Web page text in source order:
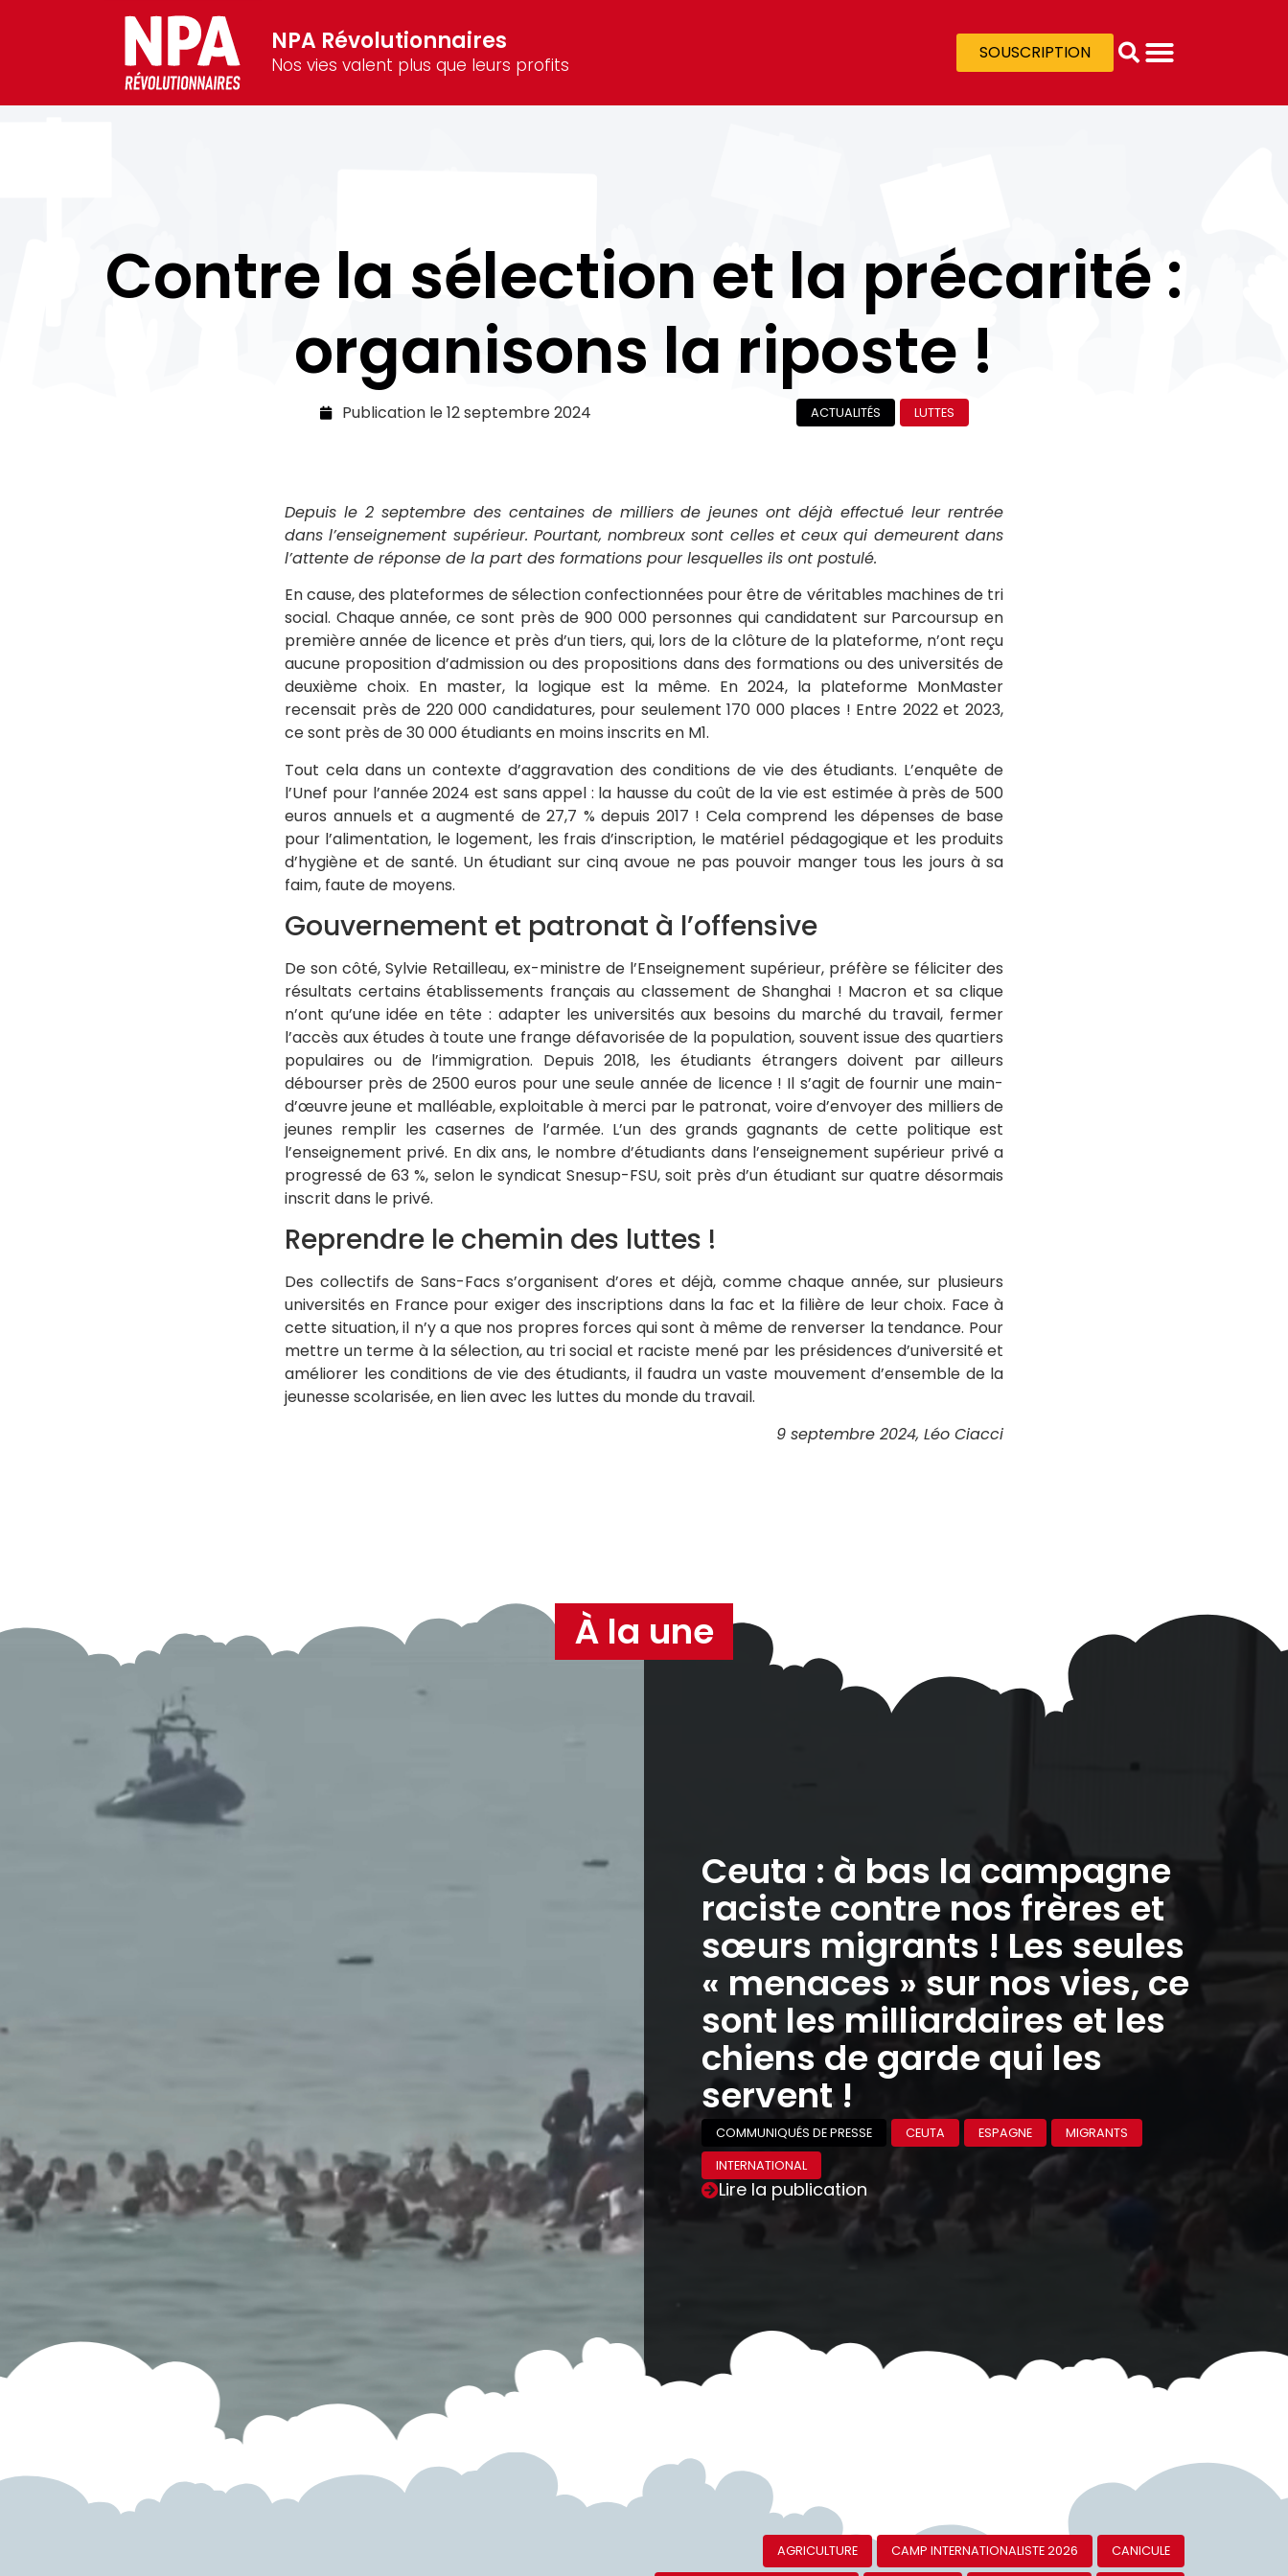
NPA Révolutionnaires
Nos vies valent plus que leurs profits
SOUSCRIPTION
Contre la sélection et la précarité :
organisons la riposte !
Publication le12 septembre 2024 ACTUALITÉS LUTTES
Depuis le 2 septembre des centaines de milliers de jeunes ont déjà effectué leur rentrée
dans l’enseignement supérieur. Pourtant, nombreux sont celles et ceux qui demeurent dans
l’attente de réponse de la part des formations pour lesquelles ils ont postulé.
En cause, des plateformes de sélection confectionnées pour être de véritables machines de tri
social. Chaque année, ce sont près de 900 000 personnes qui candidatent sur Parcoursup en
première année de licence et près d’un tiers, qui, lors de la clôture de la plateforme, n’ont reçu
aucune proposition d’admission ou des propositions dans des formations ou des universités de
deuxième choix. En master, la logique est la même. En 2024, la plateforme MonMaster
recensait près de 220 000 candidatures, pour seulement 170 000 places ! Entre 2022 et 2023,
ce sont près de 30 000 étudiants en moins inscrits en M1.
Tout cela dans un contexte d’aggravation des conditions de vie des étudiants. L’enquête de
l’Unef pour l’année 2024 est sans appel : la hausse du coût de la vie est estimée à près de 500
euros annuels et a augmenté de 27,7 % depuis 2017 ! Cela comprend les dépenses de base
pour l’alimentation, le logement, les frais d’inscription, le matériel pédagogique et les produits
d’hygiène et de santé. Un étudiant sur cinq avoue ne pas pouvoir manger tous les jours à sa
faim, faute de moyens.
Gouvernement et patronat à l’offensive
De son côté, Sylvie Retailleau, ex-ministre de l’Enseignement supérieur, préfère se féliciter des
résultats certains établissements français au classement de Shanghai ! Macron et sa clique
n’ont qu’une idée en tête : adapter les universités aux besoins du marché du travail, fermer
l’accès aux études à toute une frange défavorisée de la population, souvent issue des quartiers
populaires ou de l’immigration. Depuis 2018, les étudiants étrangers doivent par ailleurs
débourser près de 2500 euros pour une seule année de licence ! Il s’agit de fournir une main-
d’œuvre jeune et malléable, exploitable à merci par le patronat, voire d’envoyer des milliers de
jeunes remplir les casernes de l’armée. L’un des grands gagnants de cette politique est
l’enseignement privé. En dix ans, le nombre d’étudiants dans l’enseignement supérieur privé a
progressé de 63 %, selon le syndicat Snesup-FSU, soit près d’un étudiant sur quatre désormais
inscrit dans le privé.
Reprendre le chemin des luttes !
Des collectifs de Sans-Facs s’organisent d’ores et déjà, comme chaque année, sur plusieurs
universités en France pour exiger des inscriptions dans la fac et la filière de leur choix. Face à
cette situation, il n’y a que nos propres forces qui sont à même de renverser la tendance. Pour
mettre un terme à la sélection, au tri social et raciste mené par les présidences d’université et
améliorer les conditions de vie des étudiants, il faudra un vaste mouvement d’ensemble de la
jeunesse scolarisée, en lien avec les luttes du monde du travail.
9 septembre 2024, Léo Ciacci
À la une
Ceuta : à bas la campagne
raciste contre nos frères et
sœurs migrants ! Les seules
« menaces » sur nos vies, ce
sont les milliardaires et les
chiens de garde qui les
servent !
COMMUNIQUÉS DE PRESSE CEUTA ESPAGNE
MIGRANTS
INTERNATIONAL
Lire la publication
AGRICULTURE CAMP INTERNATIONALISTE 2026 CANICULE